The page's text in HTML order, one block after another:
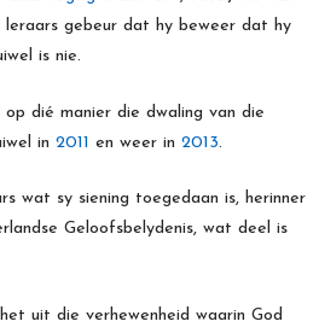
gebeur dat hy beweer dat hy
is nie.
dié manier die dwaling van die
in2011 en weer in2013.
wat sy siening toegedaan is, herinner
Geloofsbelydenis, wat deel is
uit die verhewenheid waarin God